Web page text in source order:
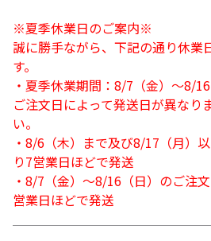
※夏季休業日のご案内※
誠に勝手ながら、下記の通り休業
す。
・夏季休業期間：8/7（金）～8/16
ご注文日によって発送日が異なり
い。
・8/6（木）まで及び8/17（月）
り7営業日ほどで発送
・8/7（金）～8/16（日）のご注
営業日ほどで発送